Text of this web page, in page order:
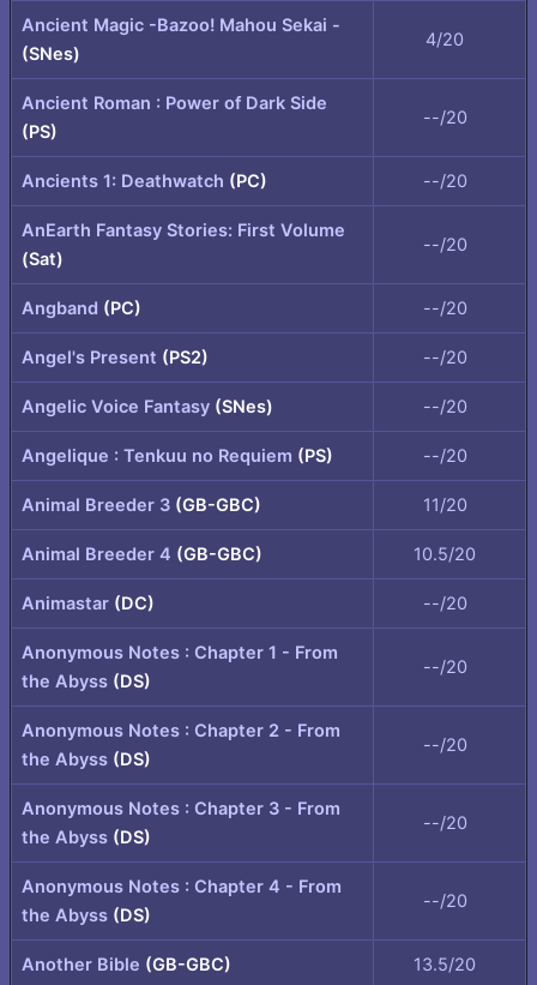
Ancient Magic -Bazoo! Mahou Sekai -
(SNes)
4/20
Ancient Roman : Power of Dark Side
(PS)
--/20
Ancients 1: Deathwatch (PC) --/20
AnEarth Fantasy Stories: First Volume
(Sat)
--/20
Angband (PC) --/20
Angel's Present (PS2) --/20
Angelic Voice Fantasy (SNes) --/20
Angelique : Tenkuu no Requiem (PS) --/20
Animal Breeder 3 (GB-GBC) 11/20
Animal Breeder 4 (GB-GBC) 10.5/20
Animastar (DC) --/20
Anonymous Notes : Chapter 1 - From
the Abyss (DS)
--/20
Anonymous Notes : Chapter 2 - From
the Abyss (DS)
--/20
Anonymous Notes : Chapter 3 - From
the Abyss (DS)
--/20
Anonymous Notes : Chapter 4 - From
the Abyss (DS)
--/20
Another Bible (GB-GBC) 13.5/20